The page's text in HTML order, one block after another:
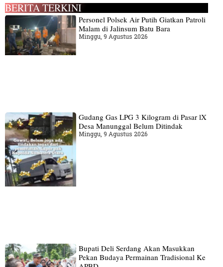
BERITA TERKINI
Personel Polsek Air Putih Giatkan Patroli
Malam di Jalinsum Batu Bara
Minggu, 9 Agustus 2026
Gudang‎ Gas LPG 3 Kilogram di Pasar lX
Desa Manunggal Belum Ditindak
Minggu, 9 Agustus 2026
Bupati Deli Serdang Akan Masukkan
Pekan Budaya Permainan Tradisional Ke